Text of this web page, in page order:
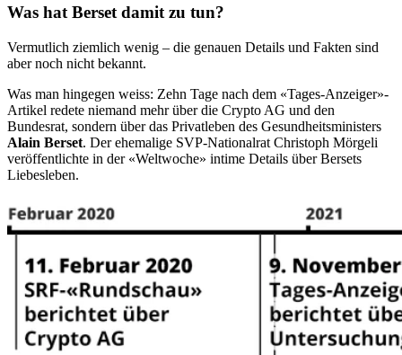
Was hat Berset damit zu tun?
Vermutlich ziemlich wenig – die genauen Details und Fakten sind
aber noch nicht bekannt.
Was man hingegen weiss: Zehn Tage nach dem «Tages-Anzeiger»-
Artikel redete niemand mehr über die Crypto AG und den
Bundesrat, sondern über das Privatleben des Gesundheitsministers
Alain Berset. Der ehemalige SVP-Nationalrat Christoph Mörgeli
veröffentlichte in der «Weltwoche» intime Details über Bersets
Liebesleben.